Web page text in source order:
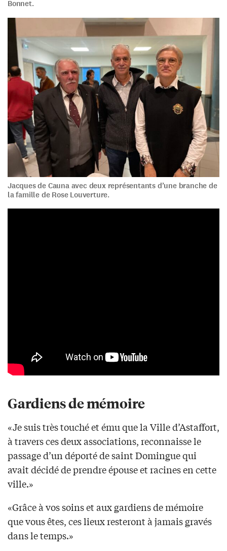
Bonnet.
Jacques de Cauna avec deux représentants d’une branche de
la famille de Rose Louverture.
Gardiens de mémoire
«Je suis très touché et ému que la Ville d’Astaffort,
à travers ces deux associations, reconnaisse le
passage d’un déporté de saint Domingue qui
avait décidé de prendre épouse et racines en cette
ville.»
«Grâce à vos soins et aux gardiens de mémoire
que vous êtes, ces lieux resteront à jamais gravés
dans le temps.»